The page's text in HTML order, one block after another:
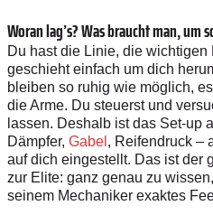
Woran lag’s? Was braucht man, um
Du hast die Linie, die
geschieht einfach um dich
bleiben so ­ruhig wie möglich,
die Arme. Du steuerst und
lassen. Deshalb ist das Set-up
Dämpfer, Gabel , Reifendruck –
auf dich eingestellt. Das ist der
zur Elite: ganz genau zu
seinem Mechaniker exaktes